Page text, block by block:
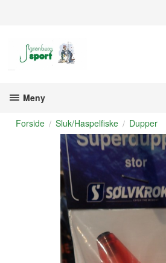
Meny
Forside Sluk/Haspelfiske Dupper